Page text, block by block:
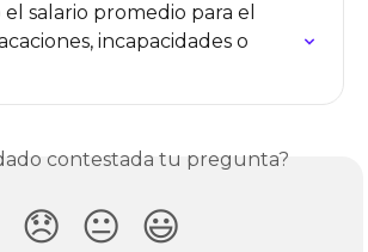
salario promedio para el
incapacidades o
contestada tu pregunta?
😞 😐 😃